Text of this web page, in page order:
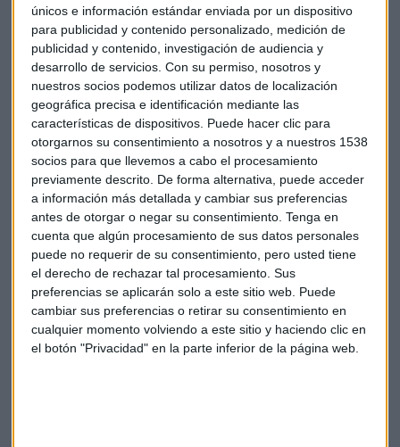
únicos e información estándar enviada por un dispositivo
para publicidad y contenido personalizado, medición de
publicidad y contenido, investigación de audiencia y
desarrollo de servicios. Con su permiso, nosotros y
nuestros socios podemos utilizar datos de localización
geográfica precisa e identificación mediante las
características de dispositivos. Puede hacer clic para
otorgarnos su consentimiento a nosotros y a nuestros 1538
socios para que llevemos a cabo el procesamiento
previamente descrito. De forma alternativa, puede acceder
a información más detallada y cambiar sus preferencias
antes de otorgar o negar su consentimiento. Tenga en
cuenta que algún procesamiento de sus datos personales
puede no requerir de su consentimiento, pero usted tiene
el derecho de rechazar tal procesamiento. Sus
preferencias se aplicarán solo a este sitio web. Puede
cambiar sus preferencias o retirar su consentimiento en
cualquier momento volviendo a este sitio y haciendo clic en
el botón "Privacidad" en la parte inferior de la página web.
BBVA: "Se necesita seguridad jurídica para
financiar la transición energética"
El presidente de la entidad vasca calcula que serán
más de 8.000 millones de euros los necesarios para
conseguir emisiones netas de aquí a 30 años
Capital Radio / / 2022-09-15
Ecoescena trabaja de una manera muy sistemática. Han
creado una serie de parámetros para poder calcular
rápidamente las emisiones que se generan y, una vez
calculadas, aplican un filtro sobre el trabajo del productor,
principalmente,
gastos innecesarios para
convertir el rodaje en algo más sostenible.
Su última película presentada en el Festival Internacional de
cine de San Sebastián,Modelo 77, es un ejemplo de
sostenibilidad cinematográfica.
“ Una vez que conoces todas las especificaciones de la